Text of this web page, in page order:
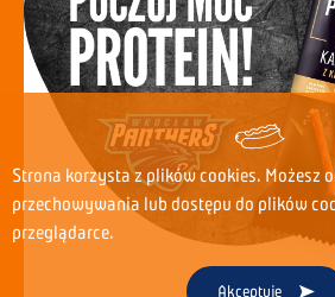
Strona korzysta z plików cookies. Możesz
przechowywania lub dostępu do plików
przeglądarce.
Akceptuję